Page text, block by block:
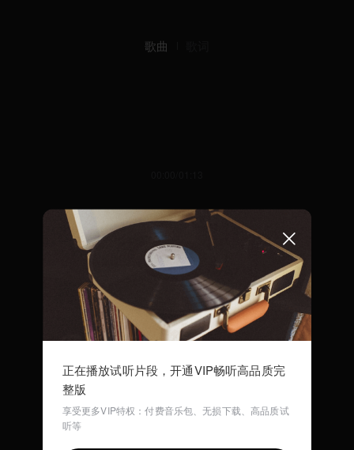
歌曲
UNFINISHED ALLEGRO
正在播放试听片段，开通VIP畅听高品质完
整版
享受更多VIP特权：付费音乐包、无损下载、高品质试
听等
